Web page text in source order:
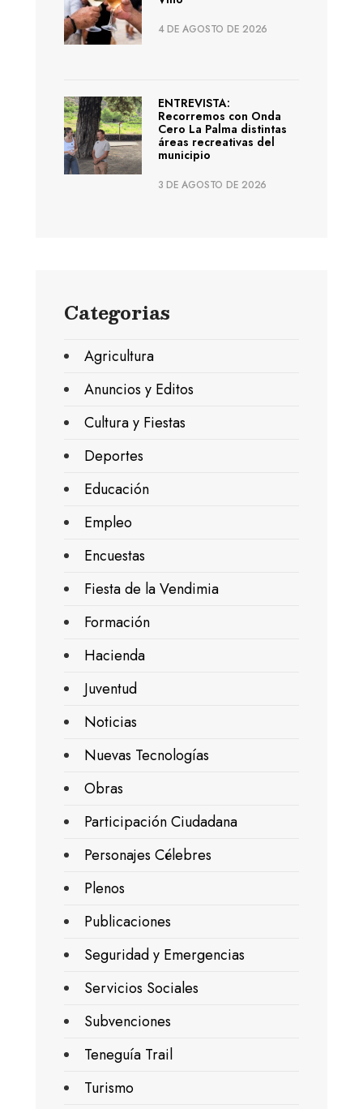
4 DE AGOSTO DE 2026
ENTREVISTA:
Recorremos con Onda
Cero La Palma distintas
áreas recreativas del
municipio
3 DE AGOSTO DE 2026
Categorias
Agricultura
Anuncios y Editos
Cultura y Fiestas
Deportes
Educación
Empleo
Encuestas
Fiesta de la Vendimia
Formación
Hacienda
Juventud
Noticias
Nuevas Tecnologías
Obras
Participación Ciudadana
Personajes Célebres
Plenos
Publicaciones
Seguridad y Emergencias
Servicios Sociales
Subvenciones
Teneguía Trail
Turismo